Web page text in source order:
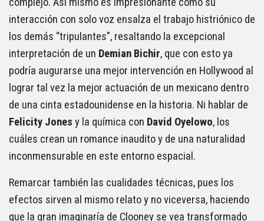
interacción con solo voz ensalza el trabajo histriónico de
los demás “tripulantes”, resaltando la excepcional
interpretación de un Demian Bichir, que con esto ya
podría augurarse una mejor intervención en Hollywood al
lograr tal vez la mejor actuación de un mexicano dentro
de una cinta estadounidense en la historia. Ni hablar de
Felicity Jones y la química con David Oyelowo, los
cuáles crean un romance inaudito y de una naturalidad
inconmensurable en este entorno espacial.
Remarcar también las cualidades técnicas, pues los
efectos sirven al mismo relato y no viceversa, haciendo
que la gran imaginaría de Clooney se vea transformado